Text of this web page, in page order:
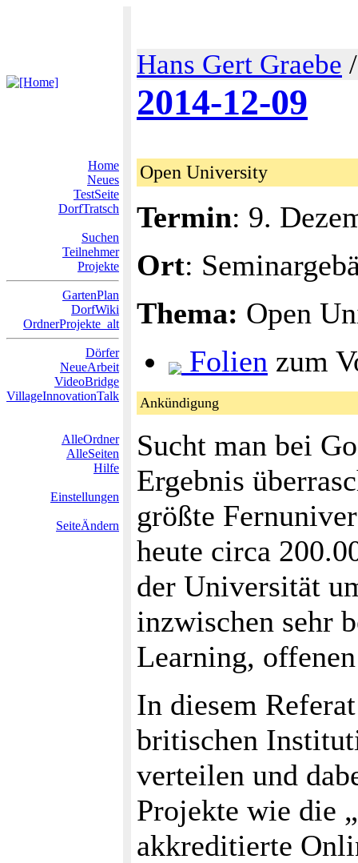
Hans Gert Graebe
2014-12-09
Home
Neues
TestSeite
DorfTratsch
Suchen
Teilnehmer
Projekte
GartenPlan
DorfWiki
OrdnerProjekte_alt
Dörfer
NeueArbeit
VideoBridge
VillageInnovationTalk
AlleOrdner
AlleSeiten
Hilfe
Einstellungen
SeiteÄndern
Open University
Termin: 9.
Ort:
Thema: Open
Folien zum
Ankündigung
Sucht man bei
Ergebnis
größte
heute circa
der Universität
inzwischen sehr
Learning,
In diesem
britischen
verteilen und
Projekte wie die
akkreditierte